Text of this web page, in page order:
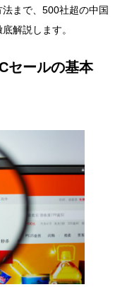
まで、500社超の中国
解説します。
セールの基本